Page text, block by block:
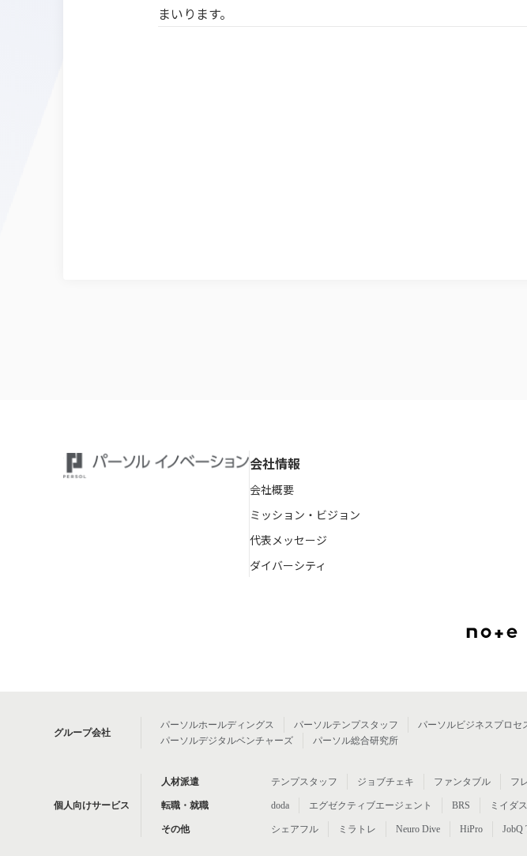
まいります。
会社情報
会社概要
ミッション・ビジョン
代表メッセージ
ダイバーシティ
グループ会社
パーソルホールディングス パーソルテンプスタッフ パーソルビジネスプロセ
パーソルデジタルベンチャーズ
パーソル総合研究所
個人向けサービス
人材派遣 テンプスタッフ ジョブチェキ ファンタブル フ
転職・就職 doda エグゼクティブエージェント BRS ミイダス
その他 シェアフル ミラトレ Neuro Dive HiPro JobQ